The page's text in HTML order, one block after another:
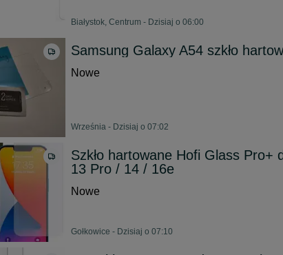
Białystok, Centrum - Dzisiaj o 06:00
Samsung Galaxy A54 szkło
Nowe
Września - Dzisiaj o 07:02
Szkło hartowane Hofi Glass Pro+
13 Pro / 14 / 16e
Nowe
Gołkowice - Dzisiaj o 07:10